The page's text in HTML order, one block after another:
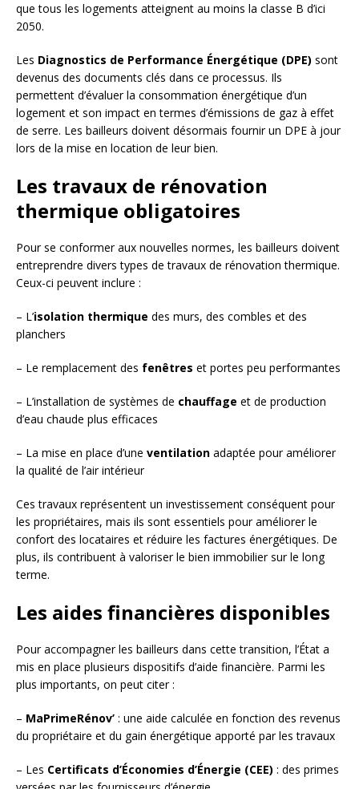
que tous les logements atteignent au moins la classe B d’ici
2050.
Les Diagnostics de Performance Énergétique (DPE) sont
devenus des documents clés dans ce processus. Ils
permettent d’évaluer la consommation énergétique d’un
logement et son impact en termes d’émissions de gaz à effet
de serre. Les bailleurs doivent désormais fournir un DPE à jour
lors de la mise en location de leur bien.
Les travaux de rénovation
thermique obligatoires
Pour se conformer aux nouvelles normes, les bailleurs doivent
entreprendre divers types de travaux de rénovation thermique.
Ceux-ci peuvent inclure :
– L’isolation thermique des murs, des combles et des
planchers
– Le remplacement des fenêtres et portes peu performantes
– L’installation de systèmes de chauffage et de production
d’eau chaude plus efficaces
– La mise en place d’une ventilation adaptée pour améliorer
la qualité de l’air intérieur
Ces travaux représentent un investissement conséquent pour
les propriétaires, mais ils sont essentiels pour améliorer le
confort des locataires et réduire les factures énergétiques. De
plus, ils contribuent à valoriser le bien immobilier sur le long
terme.
Les aides financières disponibles
Pour accompagner les bailleurs dans cette transition, l’État a
mis en place plusieurs dispositifs d’aide financière. Parmi les
plus importants, on peut citer :
– MaPrimeRénov’ : une aide calculée en fonction des revenus
du propriétaire et du gain énergétique apporté par les travaux
– Les Certificats d’Économies d’Énergie (CEE) : des primes